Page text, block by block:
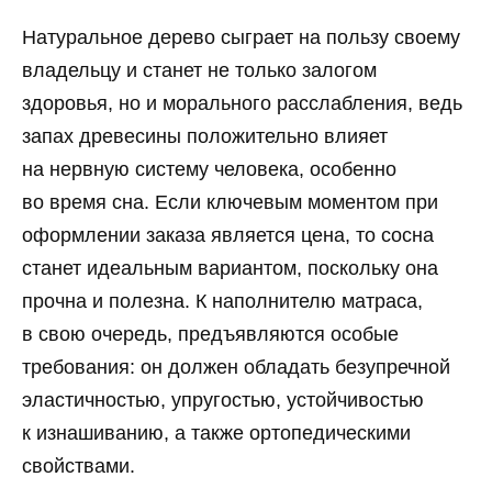
Натуральное дерево сыграет на пользу своему
владельцу и станет не только залогом
здоровья, но и морального расслабления, ведь
запах древесины положительно влияет
на нервную систему человека, особенно
во время сна. Если ключевым моментом при
оформлении заказа является цена, то сосна
станет идеальным вариантом, поскольку она
прочна и полезна. К наполнителю матраса,
в свою очередь, предъявляются особые
требования: он должен обладать безупречной
эластичностью, упругостью, устойчивостью
к изнашиванию, а также ортопедическими
свойствами.